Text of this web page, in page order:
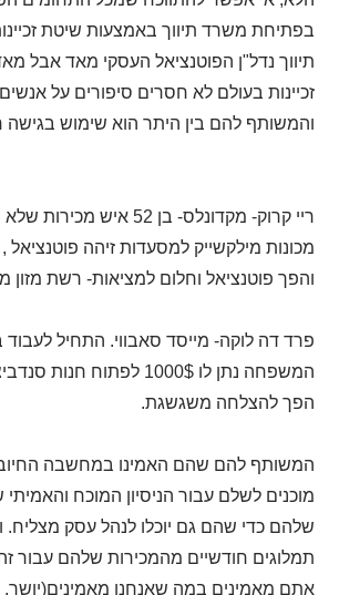
בפתיחת משרד תיווך באמצעות שיטת
תיווך נדל"ן הפוטנציאל העסקי מאד אבל
זכיינות בעולם לא חסרים סיפורים על
והמשותף להם בין היתר הוא שימוש בגישה
ריי קרוק- מקדונלס- בן 52 איש
מכונות מילקשייק למסעדות זיהה פוטנציאל ,
והפך פוטנציאל וחלום למציאות- רשת מזון
המשפחה נתן לו 1000$ לפתוח
הפך להצלחה משגשגת.
המשותף להם שהם האמינו במחשבה
מוכנים לשלם עבור הניסיון המוכח
שלהם כדי שהם גם יוכלו לנהל עסק מצליח.
תמלוגים חודשיים מהמכירות שלהם עבור
אתם מאמינים במה שאנחנו מאמינים(יושר,